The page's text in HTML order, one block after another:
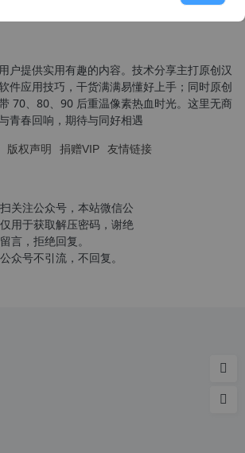
户提供实用有趣的内容。技术分享主打原创汉
件应用技巧，干货满满易懂好上手；同时原创
70、80、90 后重温像素热血时光。这里无商
青春回响，期待与同好相遇
版权声明 捐赠VIP 友情链接
关注公众号，本站微信公
用于获取解压密码，谢绝
言，拒绝回复。
众号不引流，不回复。